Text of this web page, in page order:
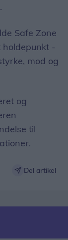
Safe Zone
holdepunkt -
mod og
og
til
Del artikel